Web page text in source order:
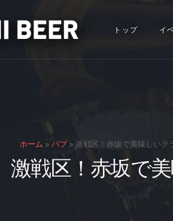
トップ イ
ホーム » パブ » 激戦区！赤坂で美味しいク
激戦区！赤坂で